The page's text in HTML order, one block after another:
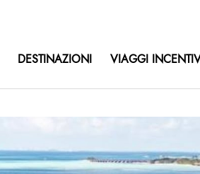
DESTINAZIONI VIAGGI